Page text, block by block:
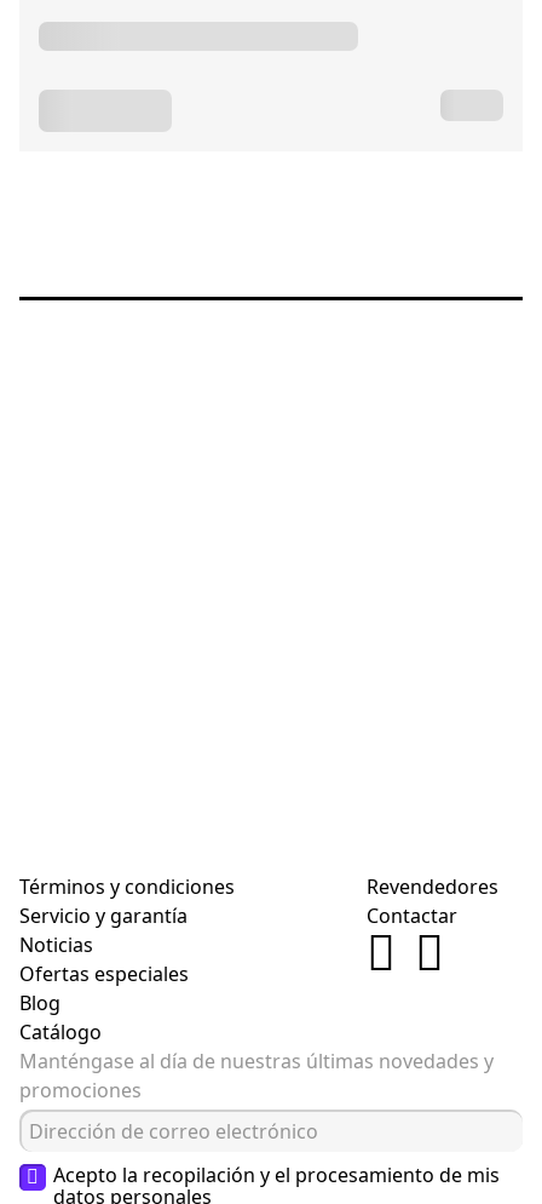
Términos y condiciones
Servicio y garantía
Noticias
Ofertas especiales
Blog
Catálogo
Revendedores
Contactar
Manténgase al día de nuestras últimas novedades y
promociones
Acepto la recopilación y el procesamiento de mis
datos personales